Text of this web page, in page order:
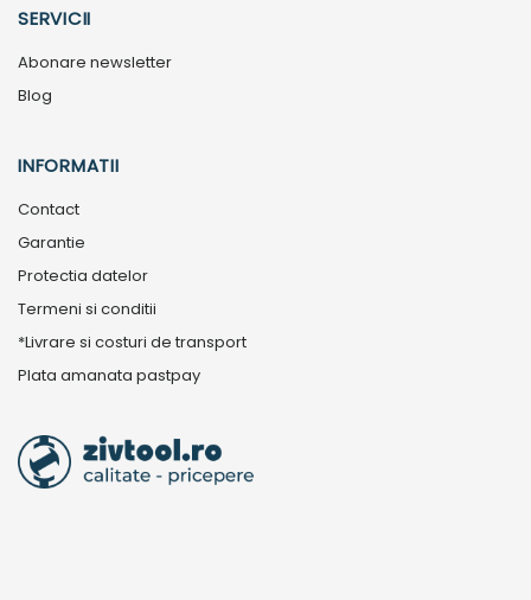
SERVICII
Abonare newsletter
Blog
INFORMATII
Contact
Garantie
Protectia datelor
Termeni si conditii
*Livrare si costuri de transport
Plata amanata pastpay